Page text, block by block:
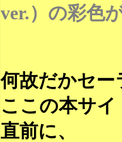
ver.）の彩色
何故だかセー
ここの本サイ
直前に、